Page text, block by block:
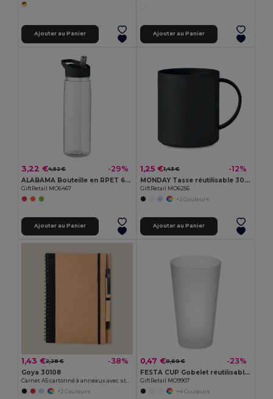
Ajouter au Panier Ajouter au Panier
3,22 €4,52 € -29%
ALABAMA Bouteille en RPET 650ml
GiftRetail MO6467
Ajouter au Panier
1,25 €1,43 € -12%
MONDAY Tasse réutilisable 300 ml
GiftRetail MO6256
+2 Couleurs
Ajouter au Panier
1,43 €2,28 € -38%
Goya 30108
+2 Couleurs
0,47 €0,60 € -23%
FESTA CUP Gobelet réutilisable 500ml MO9907-
GiftRetail MO9907
+4 Couleurs